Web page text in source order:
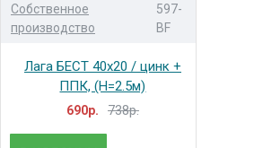
Собственное
производство
597-
BF
Лага БЕСТ 40x20 / цинк +
ППК, (H=2.5м)
690р. 738р.